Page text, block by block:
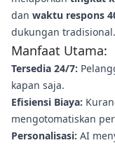
dan waktu respons
dukungan tradisional.
Manfaat Utama:
Tersedia 24/7:
kapan saja.
Efisiensi Biaya:
mengotomatiskan
Personalisasi: AI